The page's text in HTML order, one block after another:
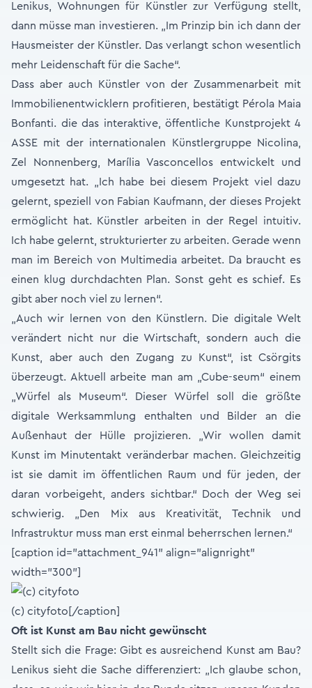
Lenikus, Wohnungen für Künstler zur Verfügung stellt,
dann müsse man investieren. „Im Prinzip bin ich dann der
Hausmeister der Künstler. Das verlangt schon wesentlich
mehr Leidenschaft für die Sache“.
Dass aber auch Künstler von der Zusammen­arbeit mit
Immobilienentwicklern profitieren, bestätigt Pérola Maia
Bonfanti. die das interaktive, öffentliche Kunstprojekt 4
ASSE mit der internationalen Künstlergruppe Nicolina,
Zel Nonnenberg, Marília Vasconcellos entwickelt und
umgesetzt hat. „Ich habe bei diesem Projekt viel dazu
gelernt, speziell von Fabian Kaufmann, der dieses Projekt
ermöglicht hat. Künstler arbeiten in der Regel intuitiv.
Ich habe gelernt, strukturierter zu arbeiten. Gerade wenn
man im Bereich von Multimedia arbeitet. Da braucht es
einen klug durchdachten Plan. Sonst geht es schief. Es
gibt aber noch viel zu lernen“.
„Auch wir lernen von den Künstlern. Die digitale Welt
verändert nicht nur die Wirtschaft, sondern auch die
Kunst, aber auch den Zugang zu Kunst“, ist Csörgits
überzeugt. Aktuell arbeite man am „Cube-seum“ einem
„Würfel als Museum“. Dieser Würfel soll die größte
digitale Werksammlung enthalten und Bilder an die
Außenhaut der Hülle projizieren. „Wir wollen damit
Kunst im Minutentakt veränderbar machen. Gleichzeitig
ist sie damit im öffentlichen Raum und für jeden, der
daran vorbeigeht, anders sichtbar.“ Doch der Weg sei
schwierig. „Den Mix aus Kreativität, Technik und
Infrastruktur muss man erst einmal beherrschen lernen.“
[caption id="attachment_941" align="alignright"
width="300"]
(c) cityfoto[/caption]
Oft ist Kunst am Bau nicht gewünscht
Stellt sich die Frage: Gibt es ausreichend Kunst am Bau?
Lenikus sieht die Sache differenziert: „Ich glaube schon,